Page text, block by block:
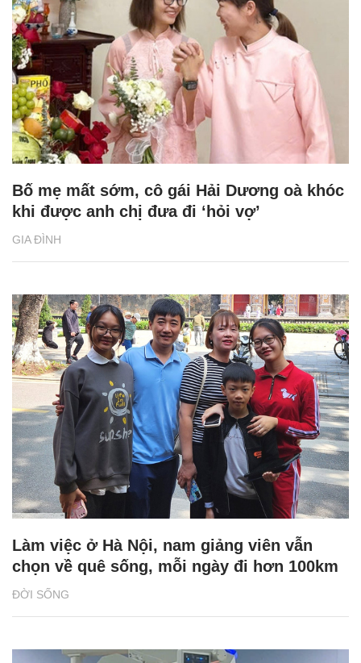
GIA ĐÌNH
Bố mẹ mất sớm, cô gái Hải Dương oà khóc
khi được anh chị đưa đi ‘hỏi vợ’
ĐỜI SỐNG
Làm việc ở Hà Nội, nam giảng viên vẫn
chọn về quê sống, mỗi ngày đi hơn 100km